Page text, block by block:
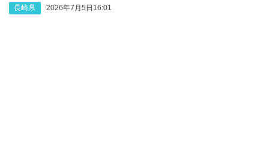
長崎県 2026年7月5日16:01